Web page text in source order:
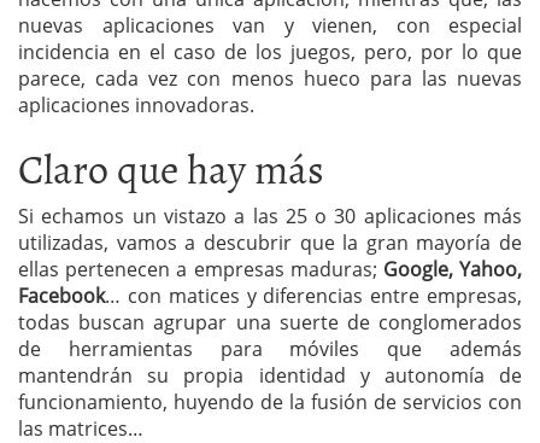
nuevas aplicaciones van y vienen, con especial
incidencia en el caso de los juegos, pero, por lo que
parece, cada vez con menos hueco para las nuevas
aplicaciones innovadoras.
Claro que hay más
Si echamos un vistazo a las 25 o 30 aplicaciones más
utilizadas, vamos a descubrir que la gran mayoría de
ellas pertenecen a empresas maduras; Google, Yahoo,
Facebook… con matices y diferencias entre empresas,
todas buscan agrupar una suerte de conglomerados
de herramientas para móviles que además
mantendrán su propia identidad y autonomía de
funcionamiento, huyendo de la fusión de servicios con
las matrices…